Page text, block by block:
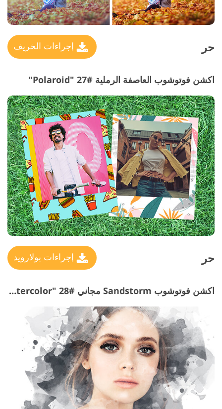
حر إجراءات الخريف
اكشن فوتوشوب العاصفة الرملية #27 "Polaroid"
حر إجراءات بولارويد
اكشن فوتوشوب Sandstorm مجاني #28 "Watercolor"